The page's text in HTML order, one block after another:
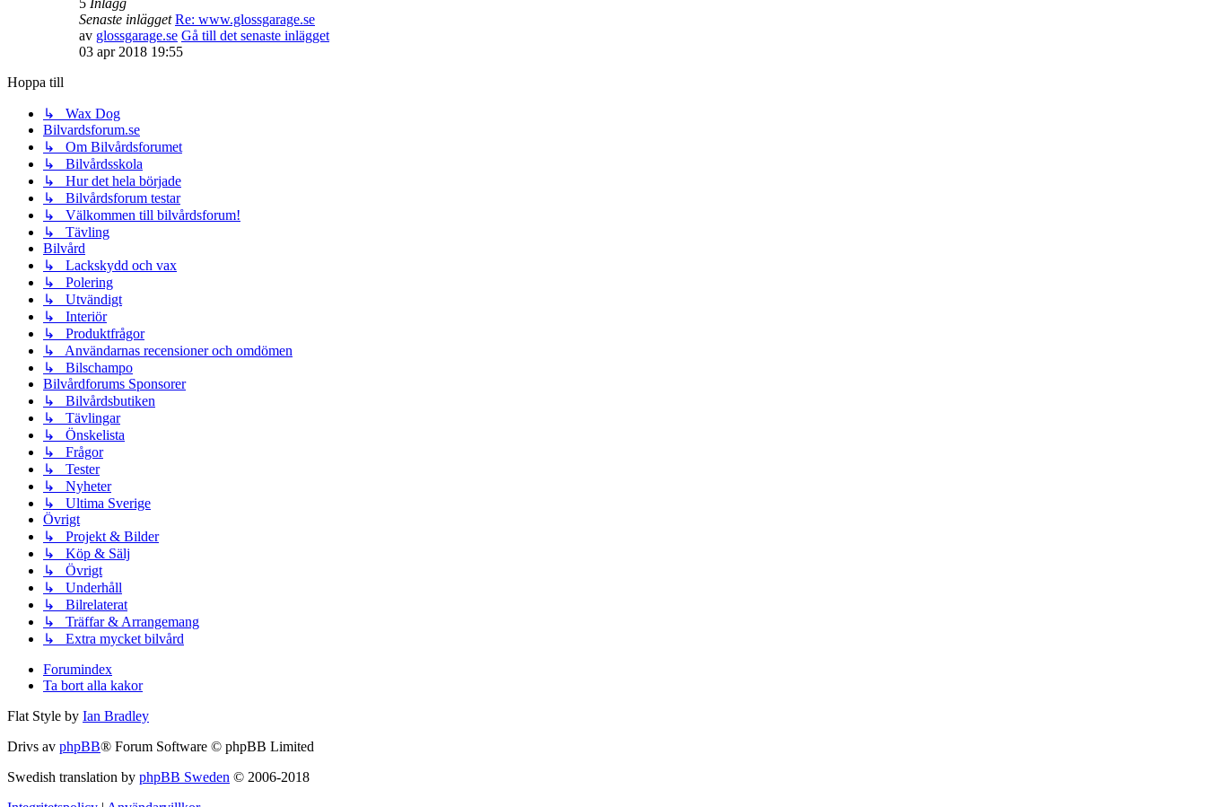
Senaste inlägget Re: www.glossgarage.se
av glossgarage.se Gå till det senaste inlägget
03 apr 2018 19:55
Hoppa till
↳ Wax Dog
Bilvardsforum.se
↳ Om Bilvårdsforumet
↳ Bilvårdsskola
↳ Hur det hela började
↳ Bilvårdsforum testar
↳ Välkommen till bilvårdsforum!
↳ Tävling
Bilvård
↳ Lackskydd och vax
↳ Polering
↳ Utvändigt
↳ Interiör
↳ Produktfrågor
↳ Användarnas recensioner och omdömen
↳ Bilschampo
Bilvårdforums Sponsorer
↳ Bilvårdsbutiken
↳ Tävlingar
↳ Önskelista
↳ Frågor
↳ Tester
↳ Nyheter
↳ Ultima Sverige
Övrigt
↳ Projekt & Bilder
↳ Köp & Sälj
↳ Övrigt
↳ Underhåll
↳ Bilrelaterat
↳ Träffar & Arrangemang
↳ Extra mycket bilvård
Forumindex
Ta bort alla kakor
Flat Style by Ian Bradley
Drivs av phpBB® Forum Software © phpBB Limited
Swedish translation by phpBB Sweden © 2006-2018